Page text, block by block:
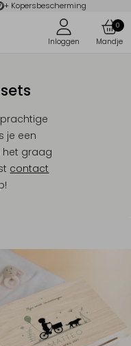
+ Kopersbescherming
0
je een
het graag
contact